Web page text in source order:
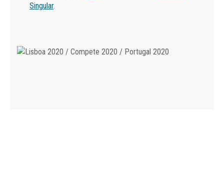
Singular.